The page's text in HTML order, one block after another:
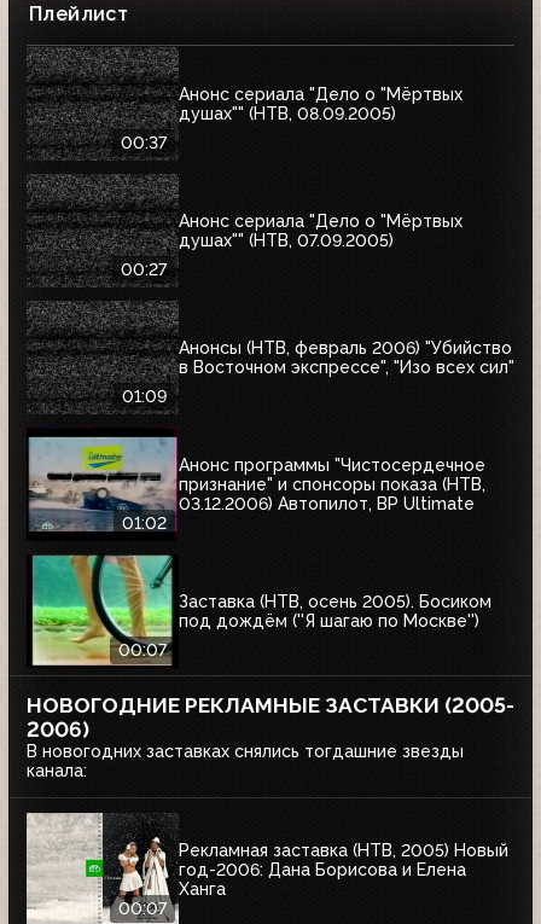
Плейлист
00:37
Анонс сериала "Дело о "Мёртвых
душах"" (НТВ, 08.09.2005)
00:27
Анонс сериала "Дело о "Мёртвых
душах"" (НТВ, 07.09.2005)
01:09
Анонсы (НТВ, февраль 2006) "Убийство
в Восточном экспрессе", "Изо всех сил"
01:02
Анонс программы "Чистосердечное
признание" и спонсоры показа (НТВ,
03.12.2006) Автопилот, BP Ultimate
00:07
Заставка (НТВ, осень 2005). Босиком
под дождём (''Я шагаю по Москве'')
НОВОГОДНИЕ РЕКЛАМНЫЕ ЗАСТАВКИ (2005-
2006)
В новогодних заставках снялись тогдашние звезды
канала:
00:07
Рекламная заставка (НТВ, 2005) Новый
год-2006: Дана Борисова и Елена
Ханга